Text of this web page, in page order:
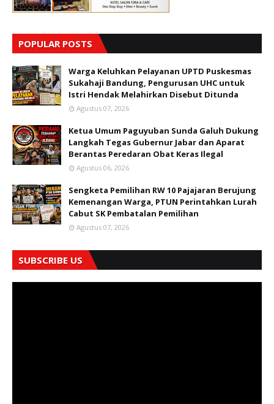
POPULAR POSTS
Warga Keluhkan Pelayanan UPTD Puskesmas
Sukahaji Bandung, Pengurusan UHC untuk
Istri Hendak Melahirkan Disebut Ditunda
Agustus 07, 2026
Ketua Umum Paguyuban Sunda Galuh Dukung
Langkah Tegas Gubernur Jabar dan Aparat
Berantas Peredaran Obat Keras Ilegal
Agustus 06, 2026
Sengketa Pemilihan RW 10 Pajajaran Berujung
Kemenangan Warga, PTUN Perintahkan Lurah
Cabut SK Pembatalan Pemilihan
Agustus 07, 2026
SUBSCRIBE US